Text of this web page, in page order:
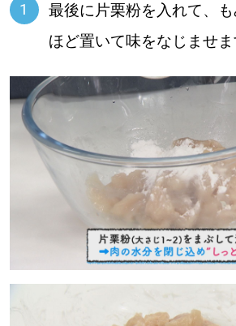
最後に片栗粉を入れて、
ほど置いて味をなじませま